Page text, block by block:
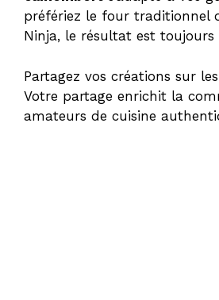
préfériez le four traditionnel
Ninja, le résultat est toujours
Partagez vos créations sur
Votre partage enrichit la
amateurs de cuisine